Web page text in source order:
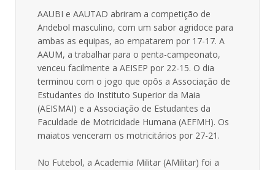
AAUBI e AAUTAD abriram a competição de
Andebol masculino, com um sabor agridoce para
ambas as equipas, ao empatarem por 17-17. A
AAUM, a trabalhar para o penta-campeonato,
venceu facilmente a AEISEP por 22-15. O dia
terminou com o jogo que opôs a Associação de
Estudantes do Instituto Superior da Maia
(AEISMAI) e a Associação de Estudantes da
Faculdade de Motricidade Humana (AEFMH). Os
maiatos venceram os motricitários por 27-21.
No Futebol, a Academia Militar (AMilitar) foi a